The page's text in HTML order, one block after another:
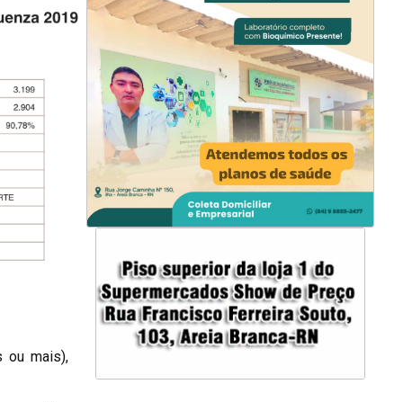
ou mais),